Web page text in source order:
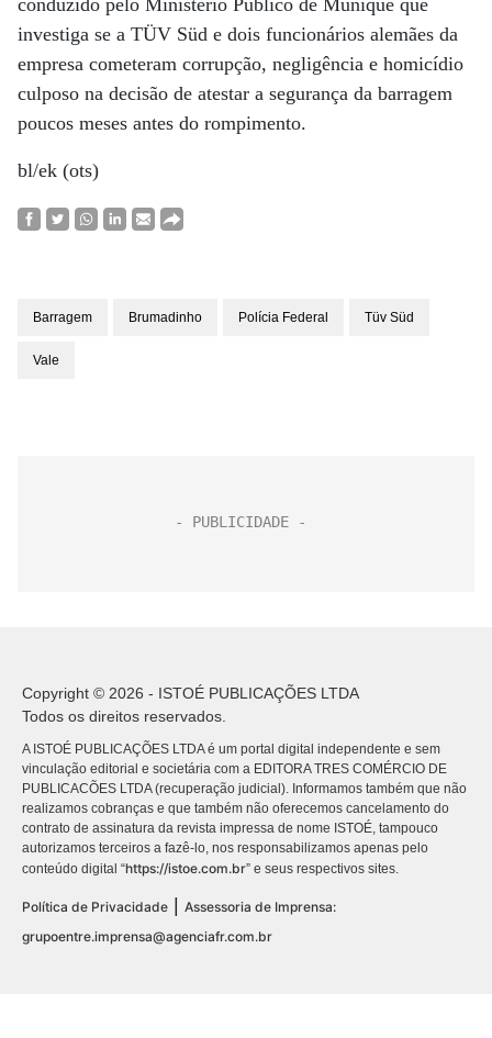
conduzido pelo Ministério Público de Munique que
investiga se a TÜV Süd e dois funcionários alemães da
empresa cometeram corrupção, negligência e homicídio
culposo na decisão de atestar a segurança da barragem
poucos meses antes do rompimento.
bl/ek (ots)
Barragem Brumadinho Polícia Federal Tüv Süd
Vale
Copyright © 2026 - ISTOÉ PUBLICAÇÕES LTDA
Todos os direitos reservados.
A ISTOÉ PUBLICAÇÕES LTDA é um portal digital independente e sem
vinculação editorial e societária com a EDITORA TRES COMÉRCIO DE
PUBLICACÕES LTDA (recuperação judicial). Informamos também que não
realizamos cobranças e que também não oferecemos cancelamento do
contrato de assinatura da revista impressa de nome ISTOÉ, tampouco
autorizamos terceiros a fazê-lo, nos responsabilizamos apenas pelo
conteúdo digital “https://istoe.com.br” e seus respectivos sites.
Política de Privacidade
Assessoria de Imprensa:
grupoentre.imprensa@agenciafr.com.br